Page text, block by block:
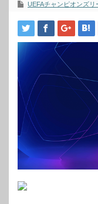
UEFAチャンピオンズリ